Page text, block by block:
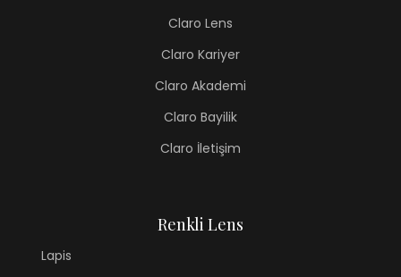
Claro Lens
Claro Kariyer
Claro Akademi
Claro Bayilik
Claro İletişim
Renkli Lens
Lapis